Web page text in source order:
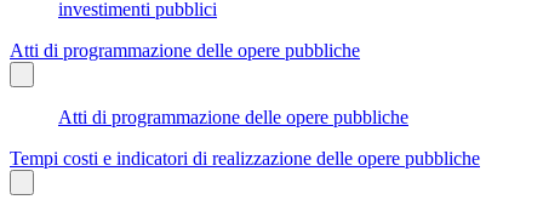
investimenti pubblici
Atti di programmazione delle opere pubbliche
Atti di programmazione delle opere pubbliche
Tempi costi e indicatori di realizzazione delle opere pubbliche